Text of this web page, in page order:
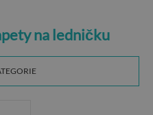
na ledničku